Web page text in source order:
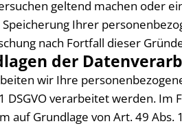
geltend machen oder
Ihrer
nach Fortfall dieser
der
wir Ihre
DSGVO verarbeitet werden.
Grundlage von Art. 49 Abs.